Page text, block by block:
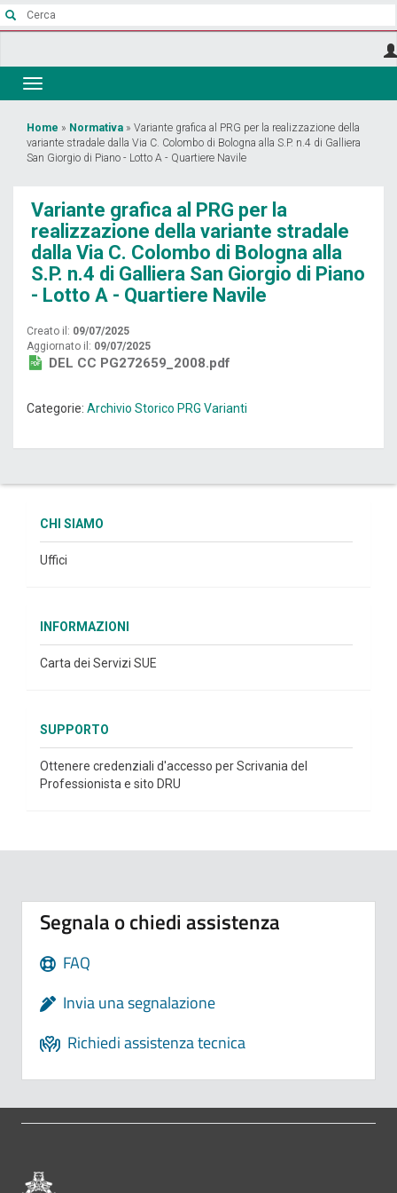
Salta
Toggle
navigation
Tu
sei
Home » Normativa » Variante grafica al PRG per la realizzazione della
variante stradale dalla Via C. Colombo di Bologna alla S.P. n.4 di Galliera
San Giorgio di Piano - Lotto A - Quartiere Navile
Variante grafica al PRG per la
realizzazione della variante stradale
dalla Via C. Colombo di Bologna alla
S.P. n.4 di Galliera San Giorgio di Piano
- Lotto A - Quartiere Navile
Creato il: 09/07/2025
Aggiornato il: 09/07/2025
DEL CC PG272659_2008.pdf
Categorie: Archivio Storico PRG Varianti
CHI SIAMO
Uffici
INFORMAZIONI
Carta dei Servizi SUE
SUPPORTO
Ottenere credenziali d'accesso per Scrivania del
Professionista e sito DRU
Segnala o chiedi assistenza
FAQ
Invia una segnalazione
Richiedi assistenza tecnica